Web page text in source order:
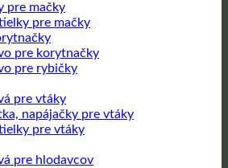
pre mačky
pre mačky
pre korytnačky
pre rybičky
pre vtáky
napájačky pre vtáky
pre vtáky
pre hlodavcov